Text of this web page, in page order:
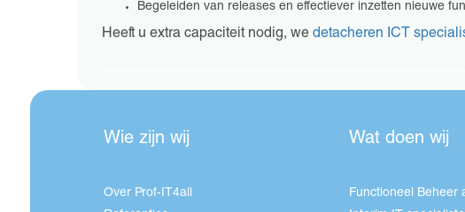
Begeleiden van releases en effectiever inzetten nieuwe
Heeft u extra capaciteit nodig, we detacheren ICT
Wie zijn wij
Over Prof-IT4all
Wat doen wij
Functioneel Beheer